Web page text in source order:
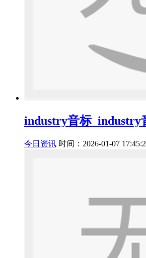
industry音标_industry
今日资讯 时间：2026-01-07